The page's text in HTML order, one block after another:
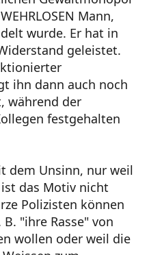
Mann,
wurde. Er hat in
geleistet.
ihn dann auch noch
während der
festgehalten
dem Unsinn, nur weil
ist das Motiv nicht
Polizisten können
"ihre Rasse" von
wollen oder weil die